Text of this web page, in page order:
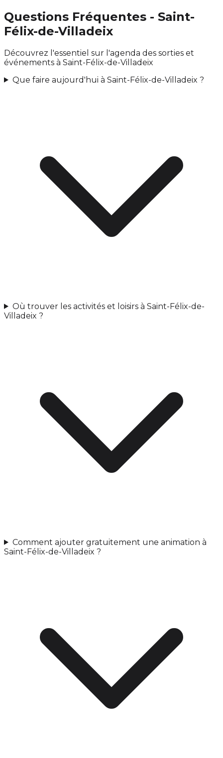
Questions Fréquentes - Saint-
Félix-de-Villadeix
Découvrez l'essentiel sur l'agenda des sorties et
événements à Saint-Félix-de-Villadeix
Que faire aujourd'hui à Saint-Félix-de-Villadeix ?
Où trouver les activités et loisirs à Saint-Félix-de-
Villadeix ?
Comment ajouter gratuitement une animation à
Saint-Félix-de-Villadeix ?